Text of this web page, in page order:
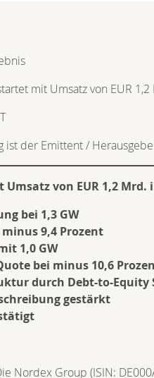
mit Umsatz von EUR 1,2
ist der Emittent /
von EUR 1,2 Mrd.
bei 1,3 GW
minus 9,4 Prozent
1,0 GW
bei minus 10,6
durch Debt-to-Equity
gestärkt
Nordex Group (ISIN: